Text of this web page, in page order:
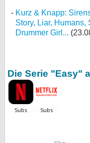
Kurz & Knapp:
Story, Liar,
Drummer Girl...
Die Serie "Easy"